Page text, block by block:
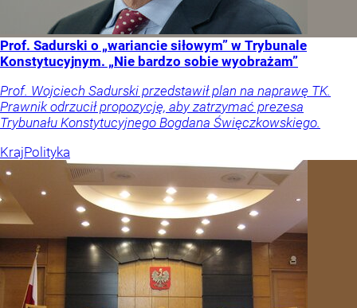
Prof. Sadurski o „wariancie siłowym” w Trybunale
Konstytucyjnym. „Nie bardzo sobie wyobrażam”
Prof. Wojciech Sadurski przedstawił plan na naprawę TK.
Prawnik odrzucił propozycję, aby zatrzymać prezesa
Trybunału Konstytucyjnego Bogdana Święczkowskiego.
KrajPolityka